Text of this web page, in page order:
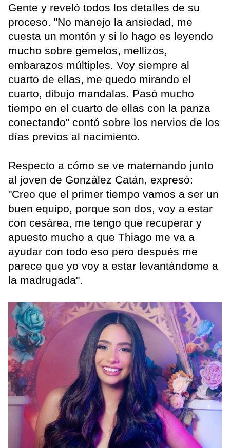
Gente y reveló todos los detalles de su
proceso. "No manejo la ansiedad, me
cuesta un montón y si lo hago es leyendo
mucho sobre gemelos, mellizos,
embarazos múltiples. Voy siempre al
cuarto de ellas, me quedo mirando el
cuarto, dibujo mandalas. Pasó mucho
tiempo en el cuarto de ellas con la panza
conectando" contó sobre los nervios de los
días previos al nacimiento.
Respecto a cómo se ve maternando junto
al joven de González Catán, expresó:
"Creo que el primer tiempo vamos a ser un
buen equipo, porque son dos, voy a estar
con cesárea, me tengo que recuperar y
apuesto mucho a que Thiago me va a
ayudar con todo eso pero después me
parece que yo voy a estar levantándome a
la madrugada".